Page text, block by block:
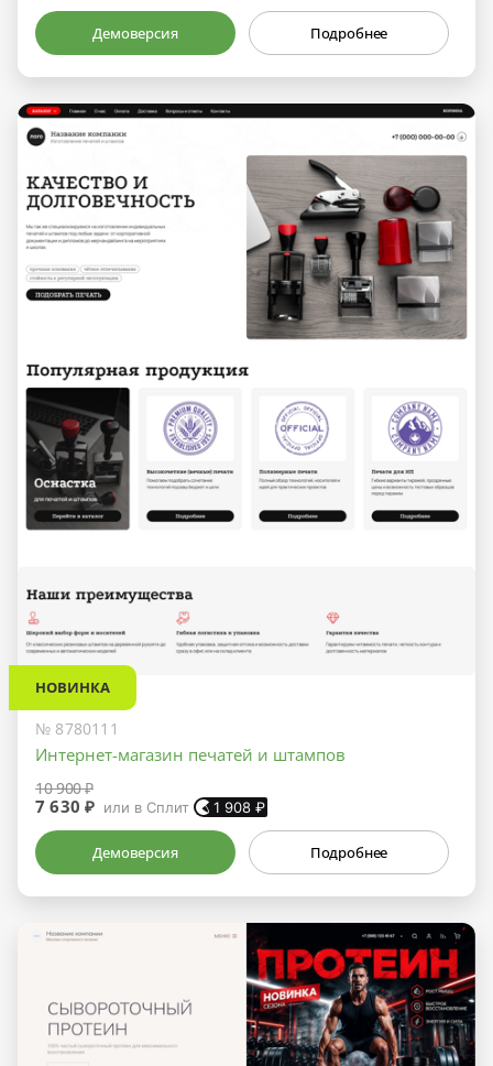
Демоверсия Подробнее
НОВИНКА
№ 8780111
Интернет-магазин печатей и штампов
10 900 ₽
7 630 ₽ или в Сплит 1 908 ₽
Демоверсия Подробнее